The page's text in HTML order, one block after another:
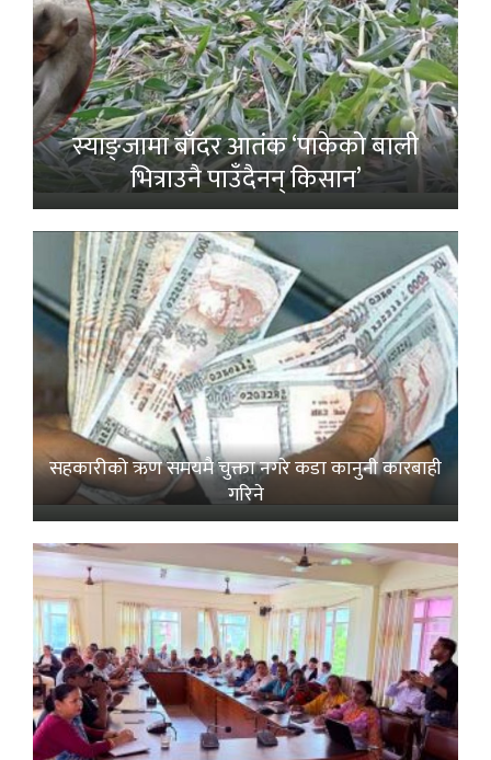
स्याङ्जामा बाँदर आतंक ‘पाकेको बाली
भित्राउनै पाउँदैनन् किसान’
सहकारीको ऋण समयमै चुक्ता नगरे कडा कानुनी कारबाही
गरिने